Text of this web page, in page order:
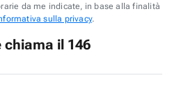
da me indicate, in base alla finalità
sulla privacy.
chiama il 146